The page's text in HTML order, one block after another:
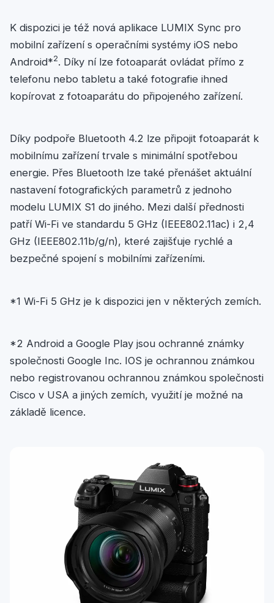
K dispozici je též nová aplikace LUMIX Sync pro
mobilní zařízení s operačními systémy iOS nebo
Android*2. Díky ní lze fotoaparát ovládat přímo z
telefonu nebo tabletu a také fotografie ihned
kopírovat z fotoaparátu do připojeného zařízení.
Díky podpoře Bluetooth 4.2 lze připojit fotoaparát k
mobilnímu zařízení trvale s minimální spotřebou
energie. Přes Bluetooth lze také přenášet aktuální
nastavení fotografických parametrů z jednoho
modelu LUMIX S1 do jiného. Mezi další přednosti
patří Wi-Fi ve standardu 5 GHz (IEEE802.11ac) i 2,4
GHz (IEEE802.11b/g/n), které zajišťuje rychlé a
bezpečné spojení s mobilními zařízeními.
*1 Wi-Fi 5 GHz je k dispozici jen v některých zemích.
*2 Android a Google Play jsou ochranné známky
společnosti Google Inc. IOS je ochrannou známkou
nebo registrovanou ochrannou známkou společnosti
Cisco v USA a jiných zemích, využití je možné na
základě licence.